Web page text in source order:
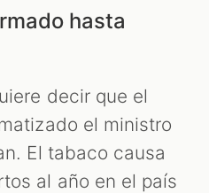
hasta
decir que el
el ministro
El tabaco causa
al año en el país